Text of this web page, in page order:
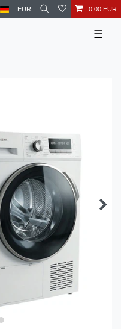
EUR 0,00 EUR
☰